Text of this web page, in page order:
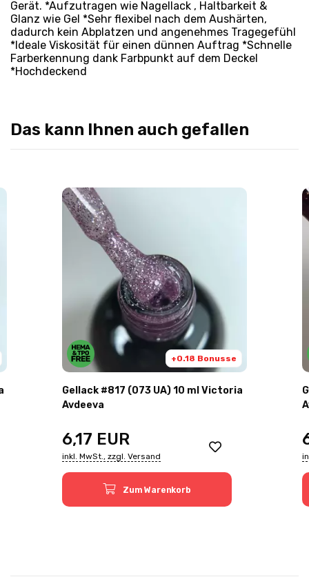
Gerät. *Aufzutragen wie Nagellack , Haltbarkeit &
Glanz wie Gel *Sehr flexibel nach dem Aushärten,
dadurch kein Abplatzen und angenehmes Tragegefühl
*Ideale Viskosität für einen dünnen Auftrag *Schnelle
Farberkennung dank Farbpunkt auf dem Deckel
*Hochdeckend
Das kann Ihnen auch gefallen
+0.18 Bonusse
Gellack #817 (073 UA) 10 ml Victoria
Avdeeva
6,17 EUR
inkl. MwSt., zzgl. Versand
Zum Warenkorb